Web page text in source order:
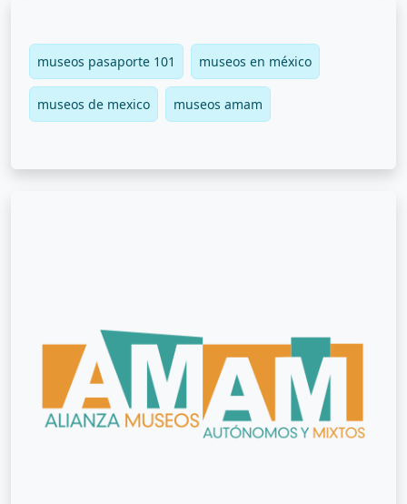
museos pasaporte 101 museos en méxico
museos de mexico museos amam